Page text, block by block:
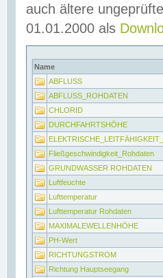
auch ältere
01.01.2000 als
Name
ABFLUSS
ABFLUSS_ROHDATEN
CHLORID
DURCHFAHRTSHÖHE
Fließgeschwindigkeit_Rohdaten
GRUNDWASSER ROHDATEN
Luftfeuchte
Lufttemperatur
Lufttemperatur Rohdaten
MAXIMALEWELLENHÖHE
PH-Wert
RICHTUNGSTROM
Richtung Hauptseegang